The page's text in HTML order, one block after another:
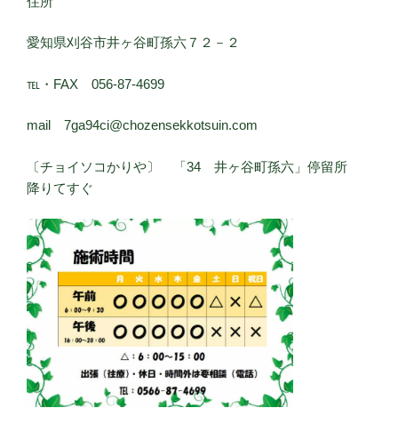
愛知県刈谷市井ヶ谷町孫六７２－２
℡・FAX 056-87-4699
mail 7ga94ci@chozensekkotsuin.com
〔チョイソコかりや〕 「34 井ヶ谷町孫六」停留所
降りてすぐ